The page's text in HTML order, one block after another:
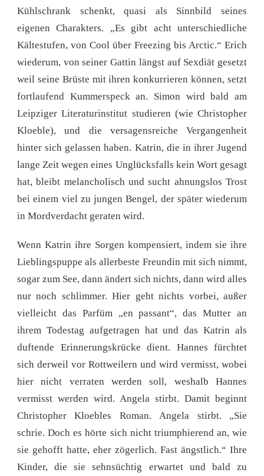
Kühlschrank schenkt, quasi als Sinnbild seines
eigenen Charakters. „Es gibt acht unterschiedliche
Kältestufen, von Cool über Freezing bis Arctic.“ Erich
wiederum, von seiner Gattin längst auf Sexdiät gesetzt
weil seine Brüste mit ihren konkurrieren können, setzt
fortlaufend Kummerspeck an. Simon wird bald am
Leipziger Literaturinstitut studieren (wie Christopher
Kloeble), und die versagensreiche Vergangenheit
hinter sich gelassen haben. Katrin, die in ihrer Jugend
lange Zeit wegen eines Unglücksfalls kein Wort gesagt
hat, bleibt melancholisch und sucht ahnungslos Trost
bei einem viel zu jungen Bengel, der später wiederum
in Mordverdacht geraten wird.
Wenn Katrin ihre Sorgen kompensiert, indem sie ihre
Lieblingspuppe als allerbeste Freundin mit sich nimmt,
sogar zum See, dann ändert sich nichts, dann wird alles
nur noch schlimmer. Hier geht nichts vorbei, außer
vielleicht das Parfüm „en passant“, das Mutter an
ihrem Todestag aufgetragen hat und das Katrin als
duftende Erinnerungskrücke dient. Hannes fürchtet
sich derweil vor Rottweilern und wird vermisst, wobei
hier nicht verraten werden soll, weshalb Hannes
vermisst werden wird. Angela stirbt. Damit beginnt
Christopher Kloebles Roman. Angela stirbt. „Sie
schrie. Doch es hörte sich nicht triumphierend an, wie
sie gehofft hatte, eher zögerlich. Fast ängstlich.“ Ihre
Kinder, die sie sehnsüchtig erwartet und bald zu